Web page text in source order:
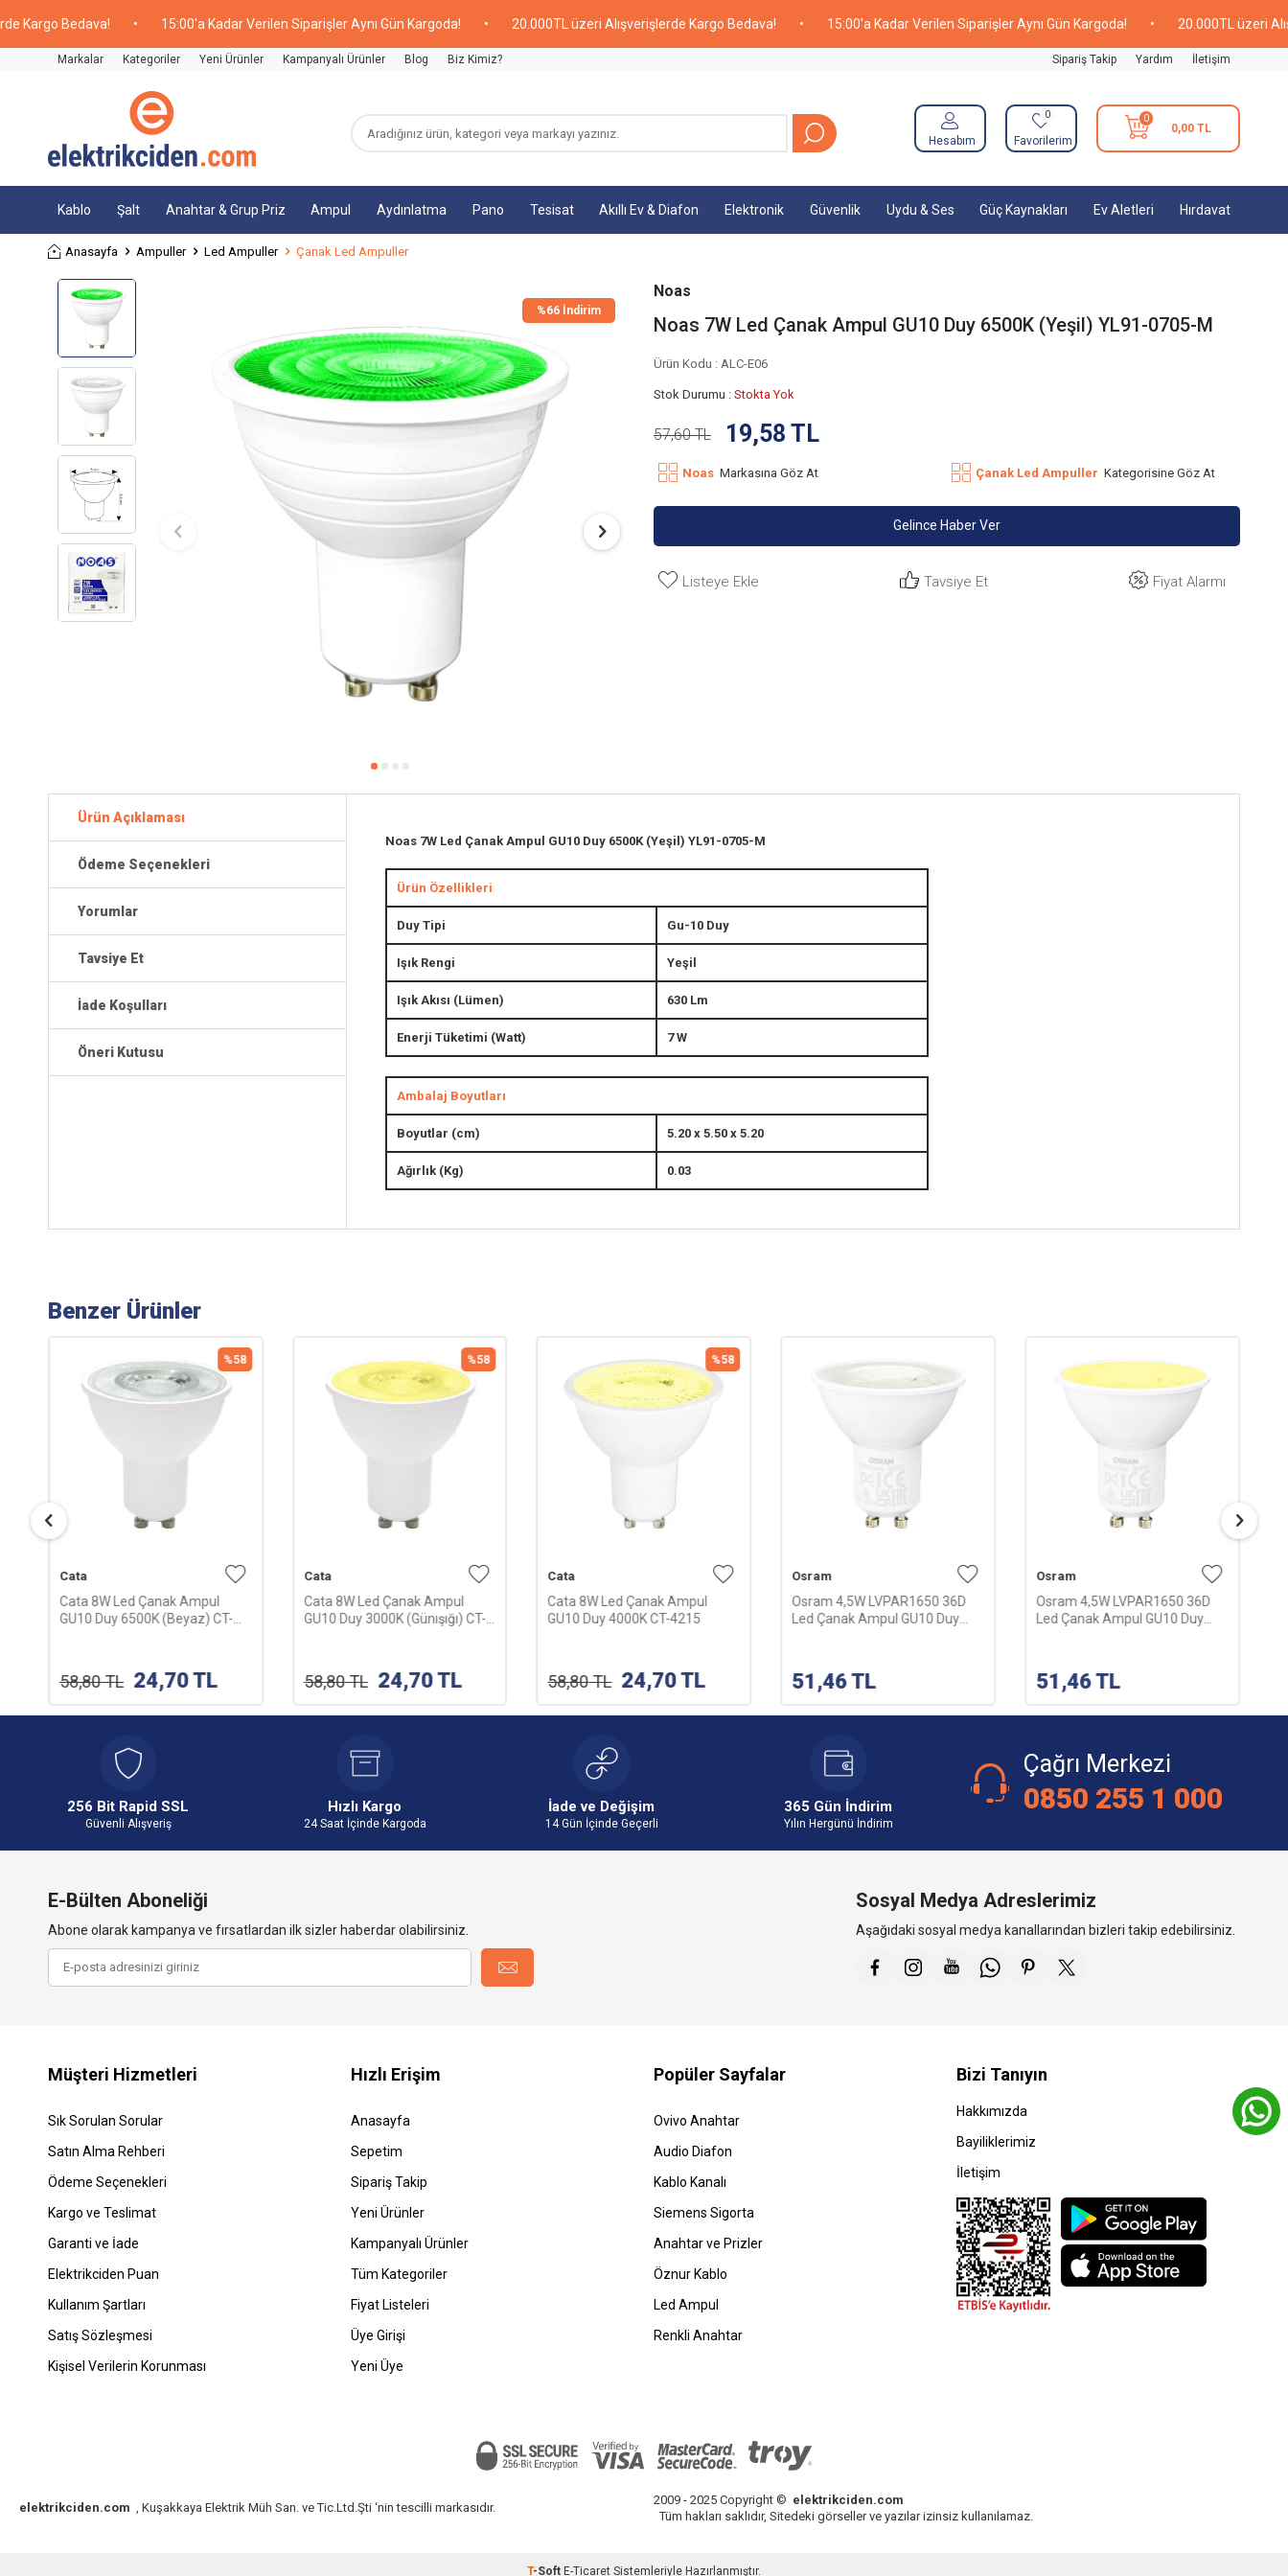
Bedava! • 15:00'a Kadar Verilen Siparişler Aynı Gün Kargoda! • 20.000TL üzeri Alışverişlerde Kargo Bedava! • 15:00'a Kadar Verilen Siparişler Aynı Gün Kargoda! • 20.000TL üzeri
Markalar Kategoriler Yeni Ürünler Kampanyalı Ürünler Blog Biz Kimiz? Sipariş Takip Yardım İletişim
Hesabım
0
Favorilerim
0
0,00TL
Kablo Şalt Anahtar & Grup Priz Ampul Aydınlatma Pano Tesisat Akıllı Ev & Diafon Elektronik Güvenlik Uydu & Ses Güç Kaynakları Ev Aletleri Hırdavat
Anasayfa Ampuller Led Ampuller Çanak Led Ampuller
%66 İndirim
Noas
Noas 7W Led Çanak Ampul GU10 Duy 6500K (Yeşil) YL91-0705-M
Ürün Kodu : ALC-E06
Stok Durumu : Stokta Yok
57,60TL 19,58 TL
Noas Markasına Göz At Çanak Led Ampuller Kategorisine Göz At
Gelince Haber Ver
Listeye Ekle Tavsiye Et Fiyat Alarmı
Ürün Açıklaması
Ödeme Seçenekleri
Yorumlar
Tavsiye Et
İade Koşulları
Öneri Kutusu
Noas 7W Led Çanak Ampul GU10 Duy 6500K (Yeşil) YL91-0705-M
Ürün Özellikleri
Duy Tipi Gu-10 Duy
Işık Rengi Yeşil
Işık Akısı (Lümen) 630 Lm
Enerji Tüketimi (Watt) 7 W
Ambalaj Boyutları
Boyutlar (cm) 5.20 x 5.50 x 5.20
Ağırlık (Kg) 0.03
Benzer Ürünler
%58
Cata
Cata 8W Led Çanak Ampul
GU10 Duy 6500K (Beyaz) CT-
58,80TL 24,70TL
%58
Cata
Cata 8W Led Çanak Ampul
GU10 Duy 3000K (Günışığı) CT-
58,80TL 24,70TL
%58
Cata
Cata 8W Led Çanak Ampul
GU10 Duy 4000K CT-4215
58,80TL 24,70TL
Osram
Osram 4,5W LVPAR1650 36D
Led Çanak Ampul GU10 Duy
51,46TL
Osram
Osram 4,5W LVPAR1650 36D
Led Çanak Ampul GU10 Duy
51,46TL
256 Bit Rapid SSL
Güvenli Alışveriş
Hızlı Kargo
24 Saat İçinde Kargoda
İade ve Değişim
14 Gün İçinde Geçerli
365 Gün İndirim
Yılın Hergünü İndirim
Çağrı Merkezi
0850 255 1 000
E-Bülten Aboneliği
Abone olarak kampanya ve fırsatlardan ilk sizler haberdar olabilirsiniz.
Sosyal Medya Adreslerimiz
Aşağıdaki sosyal medya kanallarından bizleri takip edebilirsiniz.
Müşteri Hizmetleri
Sık Sorulan Sorular
Satın Alma Rehberi
Ödeme Seçenekleri
Kargo ve Teslimat
Garanti ve İade
Elektrikciden Puan
Kullanım Şartları
Satış Sözleşmesi
Kişisel Verilerin Korunması
Hızlı Erişim
Anasayfa
Sepetim
Sipariş Takip
Yeni Ürünler
Kampanyalı Ürünler
Tüm Kategoriler
Fiyat Listeleri
Üye Girişi
Yeni Üye
Popüler Sayfalar
Ovivo Anahtar
Audio Diafon
Kablo Kanalı
Siemens Sigorta
Anahtar ve Prizler
Öznur Kablo
Led Ampul
Renkli Anahtar
Bizi Tanıyın
Hakkımızda
Bayiliklerimiz
İletişim
elektrikciden.com , Kuşakkaya Elektrik Müh San. ve Tic.Ltd.Şti ‘nin tescilli markasıdır.
2009 - 2025 Copyright © elektrikciden.com
Tüm hakları saklıdır, Sitedeki görseller ve yazılar izinsiz kullanılamaz.
T-Soft E-Ticaret Sistemleriyle Hazırlanmıştır.